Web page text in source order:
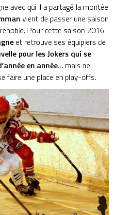
avec qui il a partagé la montée
vient de passer une saison
Pour cette saison 2016-
et retrouve ses équipiers de
pour les Jokers qui se
en année… mais ne
faire une place en play-offs.